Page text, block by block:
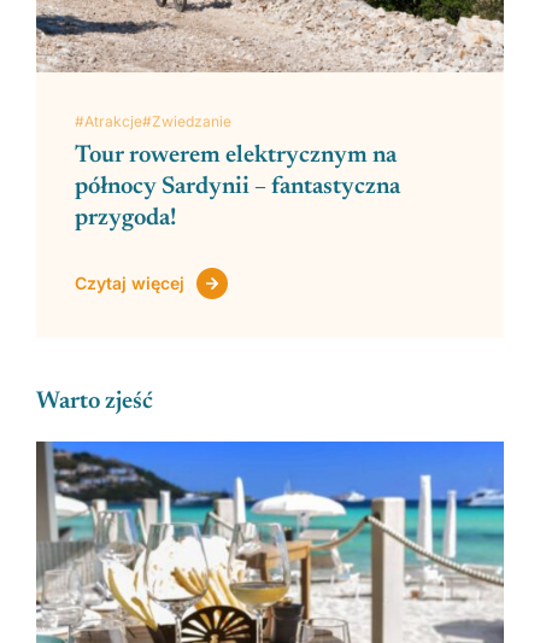
#Atrakcje#Zwiedzanie
Tour rowerem elektrycznym na
północy Sardynii – fantastyczna
przygoda!
Czytaj więcej
Warto zjeść